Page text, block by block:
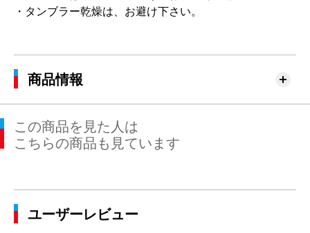
・タンブラー乾燥は、お避け下さい。
商品情報
この商品を見た人は
こちらの商品も見ています
ユーザーレビュー